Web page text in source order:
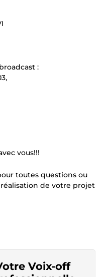
:
vous!!!
toutes questions ou
de votre projet
Voix-off